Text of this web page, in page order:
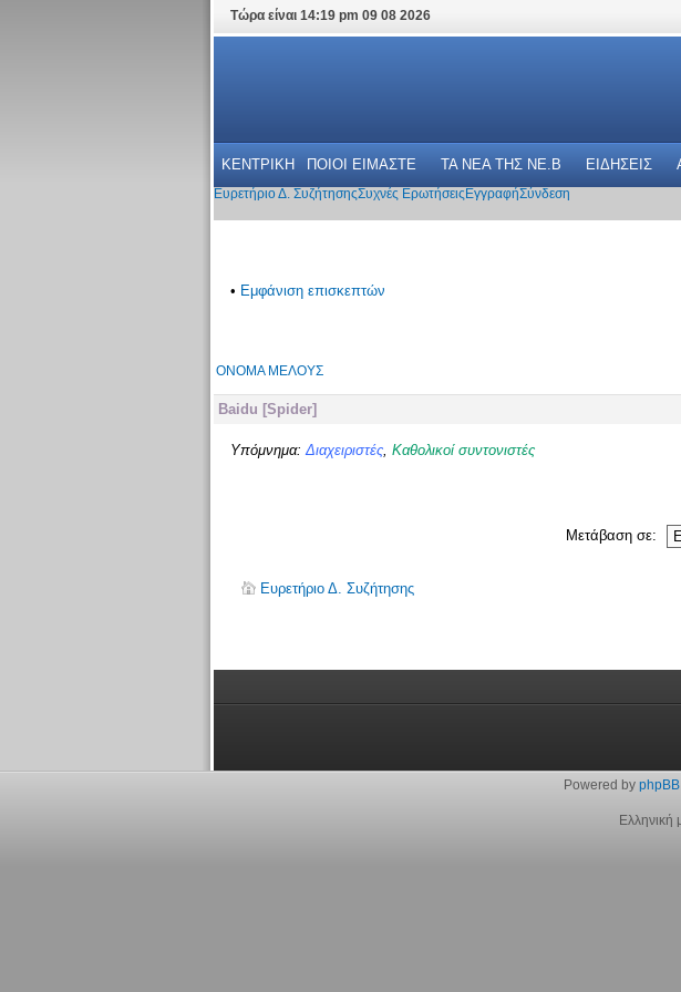
Τώρα είναι 14:19 pm 09 08 2026
ΚΕΝΤΡΙΚΗ ΠΟΙΟΙ ΕΙΜΑΣΤΕ ΤΑ ΝΕΑ THΣ NE.B ΕΙΔΗΣΕΙΣ
Ευρετήριο Δ. ΣυζήτησηςΣυχνές Ερωτήσεις ΕγγραφήΣύνδεση
• Εμφάνιση επισκεπτών
ΌΝΟΜΑ ΜΈΛΟΥΣ
Baidu [Spider]
Υπόμνημα:Διαχειριστές, Καθολικοί συντονιστές
Μετάβαση σε:
Ευρετήριο Δ. Συζήτησης
Powered by phpBB
Ελληνική